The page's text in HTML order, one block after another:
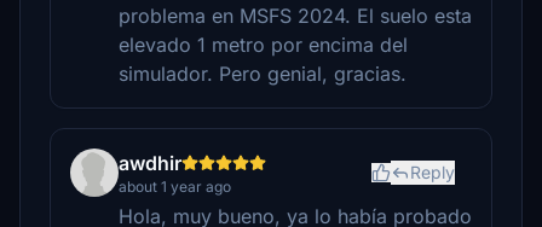
problema en MSFS 2024. El suelo esta
elevado 1 metro por encima del
simulador. Pero genial, gracias.
awdhir
about 1 year ago
Reply
Hola, muy bueno, ya lo había probado